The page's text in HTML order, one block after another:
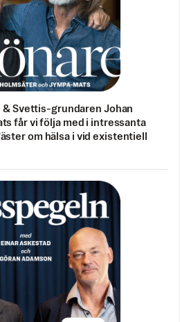
& Svettis-grundaren Johan
får vi följa med i intressanta
om hälsa i vid existentiell